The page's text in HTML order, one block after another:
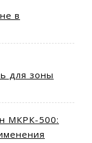
в
для зоны
МКРК-500: